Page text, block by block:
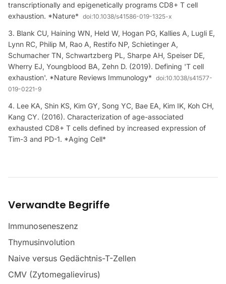
transcriptionally and epigenetically programs CD8+ T cell
exhaustion. *Nature* doi:10.1038/s41586-019-1325-x
Blank CU, Haining WN, Held W, Hogan PG, Kallies A, Lugli E,
Lynn RC, Philip M, Rao A, Restifo NP, Schietinger A,
Schumacher TN, Schwartzberg PL, Sharpe AH, Speiser DE,
Wherry EJ, Youngblood BA, Zehn D. (2019). Defining 'T cell
exhaustion'. *Nature Reviews Immunology* doi:10.1038/s41577-
019-0221-9
Lee KA, Shin KS, Kim GY, Song YC, Bae EA, Kim IK, Koh CH,
Kang CY. (2016). Characterization of age-associated
exhausted CD8+ T cells defined by increased expression of
Tim-3 and PD-1. *Aging Cell*
Verwandte Begriffe
Immunoseneszenz
Thymusinvolution
Naive versus Gedächtnis-T-Zellen
CMV (Zytomegalievirus)